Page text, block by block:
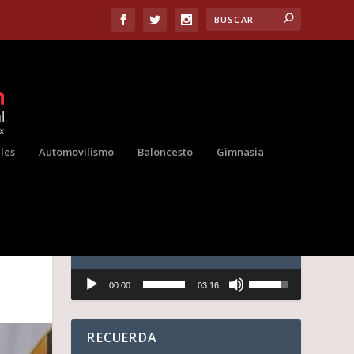
Automovilismo Baloncesto Gimnasia
audio
00:00 03:16
t
i
l
RECUERDA